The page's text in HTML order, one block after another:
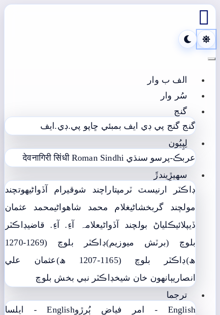

Toggle navigation
الف ب وار
سُر وار
گنج
گنج گنج پي ڊي ايف بمبئي ڇاپو پي.ڊي.ايف
لِپِيُون
عربڪ-پرسو سنڌي
देवनागिरी सिंधी Roman Sindhi
سھيڙِيندڙَ
ڊاڪٽر ارنيسٽ ٽرمپتاراچند شوقيرام آڏواڻيھوتچند
مولچند گربخشاڻيغلام محمد شاھواڻيمحمد عثمان
ڏيپلائيڪلياڻ بولچند آڏواڻيعلامہ آءِ. آءِ. قاضيڊاڪٽر
بلوچ (برٽش ميوزيم)
ڊاڪٽر بلوچ (1269-1270
ھ)ڊاڪٽر بلوچ (1165-1207 ھ)
عثمان علي
انصاريٻانهون خان شيخڊاڪٽر نبي بخش بلوچ
ترجما
English - امر فياض ٻُرڙو
English - ايلسا